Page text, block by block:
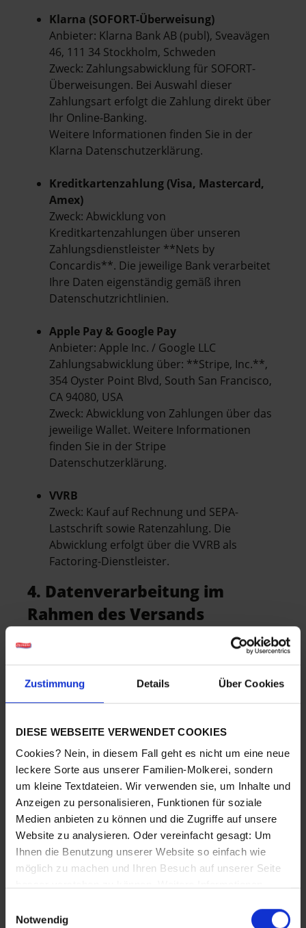
Zustimmung Details Über Cookies
DIESE WEBSEITE VERWENDET COOKIES
Cookies? Nein, in diesem Fall geht es nicht um eine neue
leckere Sorte aus unserer Familien-Molkerei, sondern
um kleine Textdateien. Wir verwenden sie, um Inhalte und
Anzeigen zu personalisieren, Funktionen für soziale
Medien anbieten zu können und die Zugriffe auf unsere
Website zu analysieren. Oder vereinfacht gesagt: Um
Ihnen die Benutzung unserer Website so einfach wie
möglich zu machen und Ihren Besuch auf unserer Seite
Notwendig
Klarna (SOFORT-Überweisung)
Anbieter: Klarna Bank AB (publ), Sveavägen
46, 111 34 Stockholm, Schweden
Zweck: Zahlungsabwicklung für SOFORT-
Überweisungen. Bei Auswahl dieser
Zahlungsart erfolgt die Zahlung direkt über
Ihr Online-Banking.
Weitere Informationen finden Sie in der
Klarna Datenschutzerklärung.
Kreditkartenzahlung (Visa, Mastercard,
Amex)
Zweck: Abwicklung von
Kreditkartenzahlungen über unseren
Zahlungsdienstleister **Nets by
Concardis**. Die jeweilige Bank verarbeitet
Ihre Daten eigenständig gemäß ihren
Datenschutzrichtlinien.
Apple Pay & Google Pay
Anbieter: Apple Inc. / Google LLC
Zahlungsabwicklung über: **Stripe, Inc.**,
354 Oyster Point Blvd, South San Francisco,
CA 94080, USA
Zweck: Abwicklung von Zahlungen über das
jeweilige Wallet. Weitere Informationen
finden Sie in der Stripe
Datenschutzerklärung.
VVRB
Zweck: Kauf auf Rechnung und SEPA-
Lastschrift sowie Ratenzahlung. Die
Abwicklung erfolgt über die VVRB als
Factoring-Dienstleister.
4. Datenverarbeitung im
Rahmen des Versands
Zur Abwicklung des Versands arbeiten wir mit
Logistikdienstleistern zusammen, an die wir die
zur Auslieferung Ihrer Bestellung erforderlichen
Daten (Name, Anschrift) übermitteln. Die
(Art. 6 Abs. 1 lit. b DSGVO).
DHL Paket GmbH
Anbieter: DHL Paket GmbH, Sträßchensweg
10, 53113 Bonn, Deutschland
Zweck: Zustellung der bestellten Ware
Weitere Informationen finden Sie in derDHL
Datenschutzerklärung.
5. Datenverarbeitung über
Kontaktformular
Bei Fragen jeglicher Art bieten wir Ihnen die